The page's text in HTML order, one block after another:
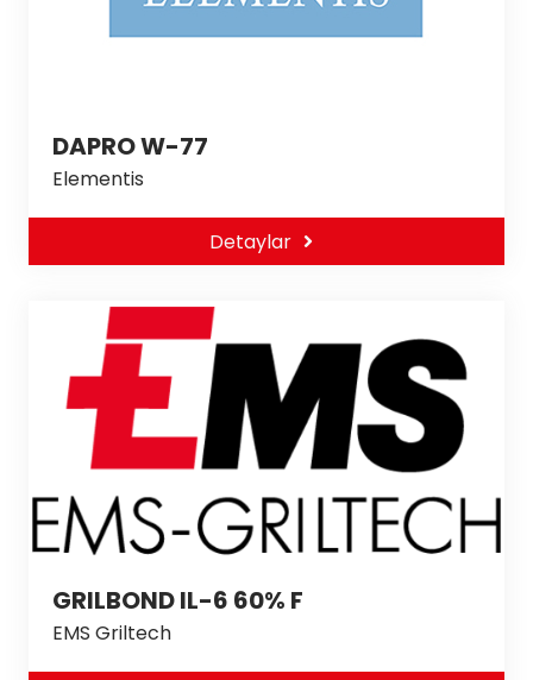
DAPRO W-77
Elementis
Detaylar
GRILBOND IL-6 60% F
EMS Griltech